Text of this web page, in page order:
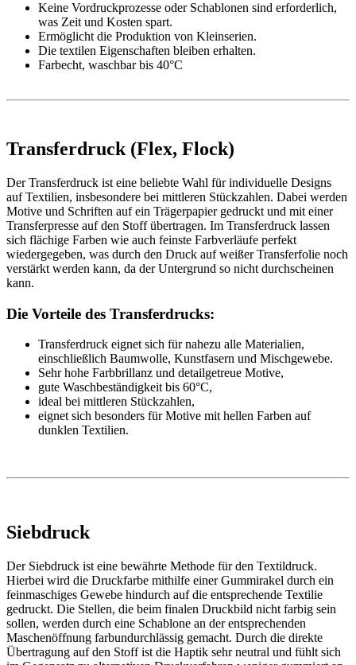
Keine Vordruckprozesse oder Schablonen sind erforderlich,
was Zeit und Kosten spart.
Ermöglicht die Produktion von Kleinserien.
Die textilen Eigenschaften bleiben erhalten.
Farbecht, waschbar bis 40°C
Transferdruck (Flex, Flock)
Der Transferdruck ist eine beliebte Wahl für individuelle Designs
auf Textilien, insbesondere bei mittleren Stückzahlen. Dabei werden
Motive und Schriften auf ein Trägerpapier gedruckt und mit einer
Transferpresse auf den Stoff übertragen. Im Transferdruck lassen
sich flächige Farben wie auch feinste Farbverläufe perfekt
wiedergegeben, was durch den Druck auf weißer Transferfolie noch
verstärkt werden kann, da der Untergrund so nicht durchscheinen
kann.
Die Vorteile des Transferdrucks:
Transferdruck eignet sich für nahezu alle Materialien,
einschließlich Baumwolle, Kunstfasern und Mischgewebe.
Sehr hohe Farbbrillanz und detailgetreue Motive,
gute Waschbeständigkeit bis 60°C,
ideal bei mittleren Stückzahlen,
eignet sich besonders für Motive mit hellen Farben auf
dunklen Textilien.
Siebdruck
Der Siebdruck ist eine bewährte Methode für den Textildruck.
Hierbei wird die Druckfarbe mithilfe einer Gummirakel durch ein
feinmaschiges Gewebe hindurch auf die entsprechende Textilie
gedruckt. Die Stellen, die beim finalen Druckbild nicht farbig sein
sollen, werden durch eine Schablone an der entsprechenden
Maschenöffnung farbundurchlässig gemacht. Durch die direkte
Übertragung auf den Stoff ist die Haptik sehr neutral und fühlt sich